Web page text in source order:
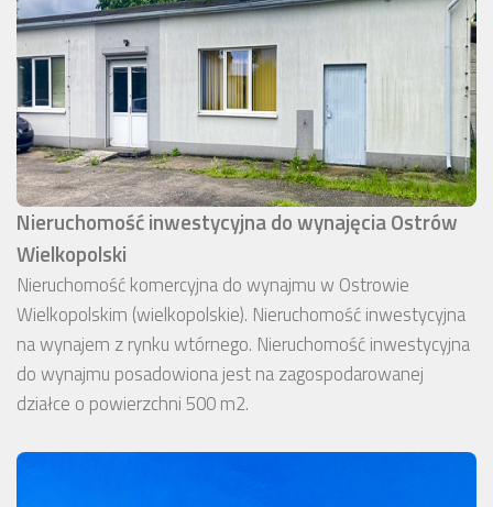
Nieruchomość inwestycyjna do wynajęcia Ostrów
Wielkopolski
Nieruchomość komercyjna do wynajmu w Ostrowie
Wielkopolskim (wielkopolskie). Nieruchomość inwestycyjna
na wynajem z rynku wtórnego. Nieruchomość inwestycyjna
do wynajmu posadowiona jest na zagospodarowanej
działce o powierzchni 500 m2.